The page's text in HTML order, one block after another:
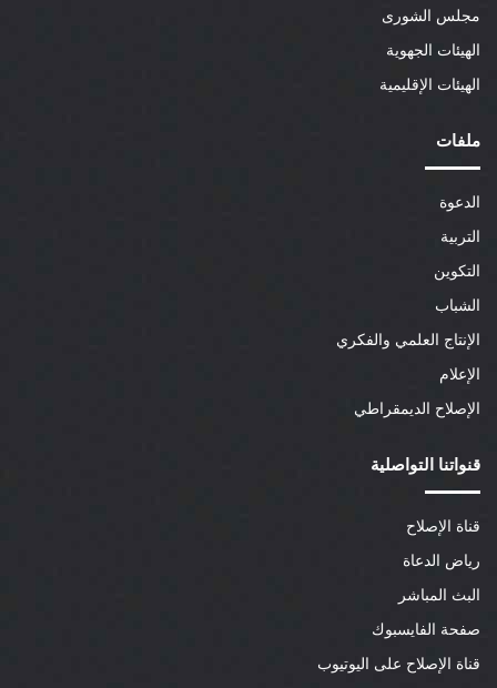
مجلس الشورى
الهيئات الجهوية
الهيئات الإقليمية
ملفات
الدعوة
التربية
التكوين
الشباب
الإنتاج العلمي والفكري
الإعلام
الإصلاح الديمقراطي
قنواتنا التواصلية
قناة الإصلاح
رياض الدعاة
البث المباشر
صفحة الفايسبوك
قناة الإصلاح على اليوتيوب